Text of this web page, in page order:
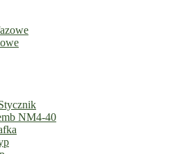
NM4-40